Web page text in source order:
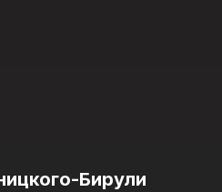
Бирули